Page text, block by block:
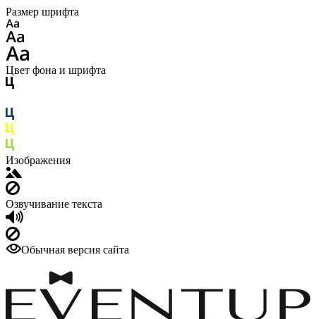
Размер шрифта
Цвет фона и шрифта
Изображения
Озвучивание текста
Обычная версия сайта